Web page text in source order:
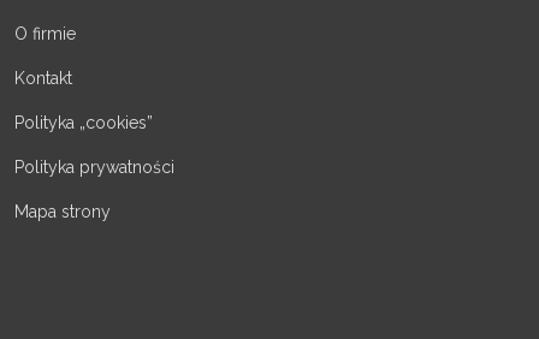
O firmie
Kontakt
Polityka „cookies”
Polityka prywatności
Mapa strony